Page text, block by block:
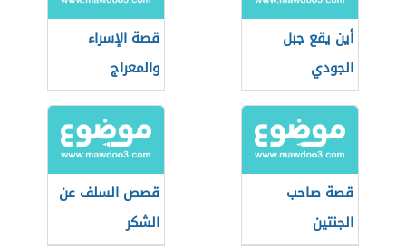
أين يقع جبل
الجودي
قصة الإسراء
والمعراج
قصة صاحب
الجنتين
قصص السلف عن
الشكر